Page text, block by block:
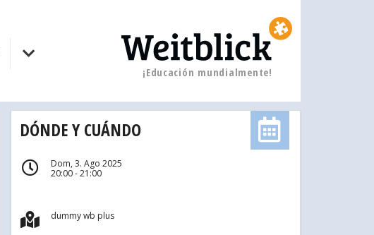
¡Educación mundialmente!
DÓNDE Y CUÁNDO
Dom, 3. Ago 2025
20:00 - 21:00
dummy wb plus